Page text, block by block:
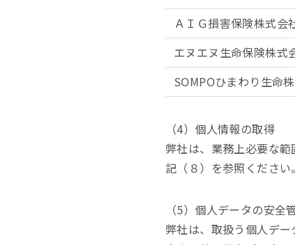
ＡＩＧ損害保険株式会
エヌエヌ生命保険株式
SOMPOひまわり生命
（4）個人情報の取得
弊社は、業務上必要な
記（８）を参照ください
（5）個人データの安全
弊社は、取扱う個人デ